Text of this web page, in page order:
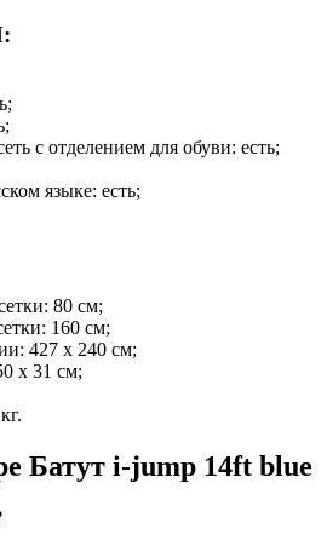
с отделением для обуви: есть;
языке: есть;
80 см;
160 см;
427 х 240 cм;
х 31 cм;
Батут i-jump 14ft blue